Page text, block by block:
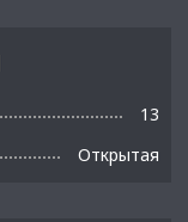
13
Открытая